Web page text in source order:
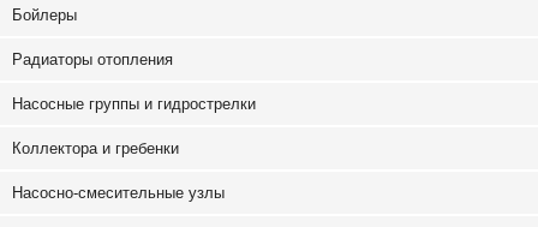
Бойлеры
Радиаторы отопления
Насосные группы и гидрострелки
Коллектора и гребенки
Насосно-смесительные узлы